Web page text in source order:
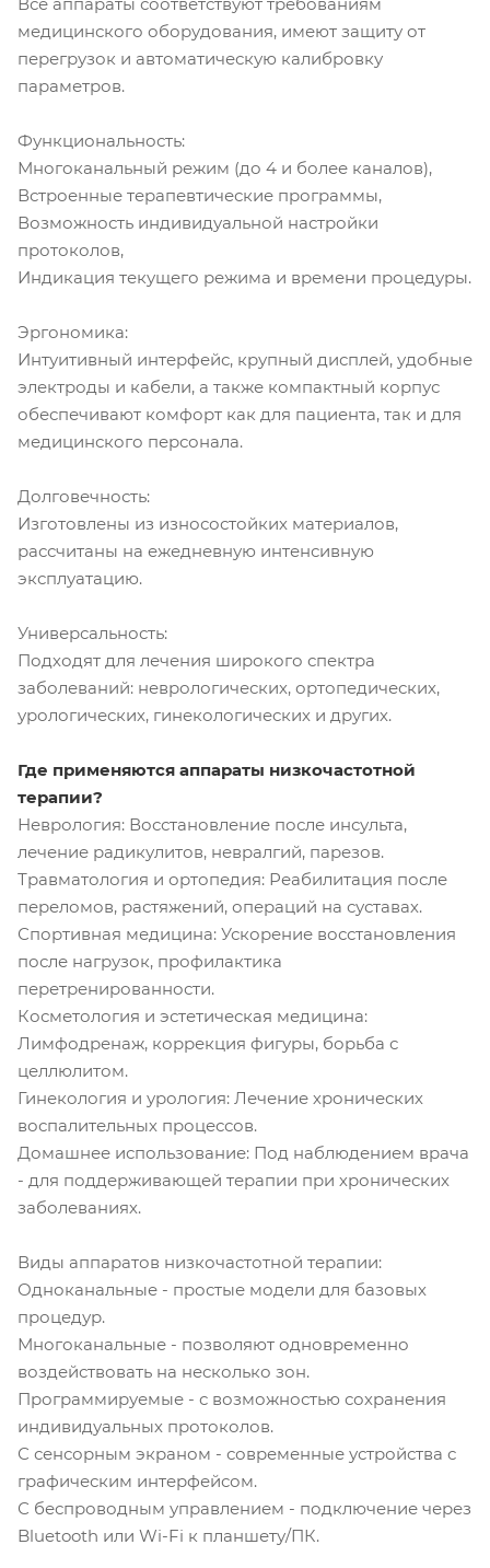
медицинского оборудования, имеют защиту от
перегрузок и автоматическую калибровку
параметров.
Функциональность:
Многоканальный режим (до 4 и более каналов),
Встроенные терапевтические программы,
Возможность индивидуальной настройки
протоколов,
Индикация текущего режима и времени процедуры.
Эргономика:
Интуитивный интерфейс, крупный дисплей, удобные
электроды и кабели, а также компактный корпус
обеспечивают комфорт как для пациента, так и для
медицинского персонала.
Долговечность:
Изготовлены из износостойких материалов,
рассчитаны на ежедневную интенсивную
эксплуатацию.
Универсальность:
Подходят для лечения широкого спектра
заболеваний: неврологических, ортопедических,
урологических, гинекологических и других.
Где применяются аппараты низкочастотной
терапии?
Неврология: Восстановление после инсульта,
лечение радикулитов, невралгий, парезов.
Травматология и ортопедия: Реабилитация после
переломов, растяжений, операций на суставах.
Спортивная медицина: Ускорение восстановления
после нагрузок, профилактика
перетренированности.
Косметология и эстетическая медицина:
Лимфодренаж, коррекция фигуры, борьба с
целлюлитом.
Гинекология и урология: Лечение хронических
воспалительных процессов.
Домашнее использование: Под наблюдением врача
- для поддерживающей терапии при хронических
заболеваниях.
Виды аппаратов низкочастотной терапии:
Одноканальные - простые модели для базовых
процедур.
Многоканальные - позволяют одновременно
воздействовать на несколько зон.
Программируемые - с возможностью сохранения
индивидуальных протоколов.
С сенсорным экраном - современные устройства с
графическим интерфейсом.
С беспроводным управлением - подключение через
Bluetooth или Wi-Fi к планшету/ПК.